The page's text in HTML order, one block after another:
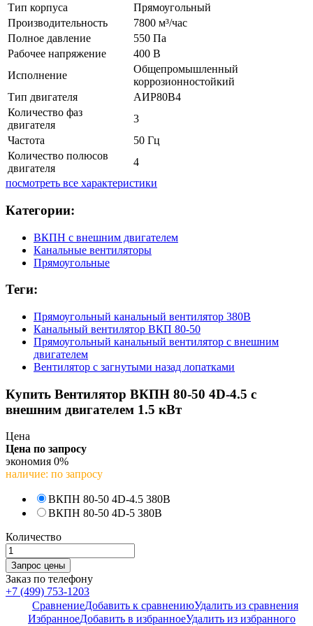
Тип корпуса
Прямоугольный
Производительность
7800 м³/час
Полное давление
550 Па
Рабочее напряжение
400 В
Исполнение
Общепромышленный
коррозионностойкий
Тип двигателя
АИР80В4
Количество фаз
двигателя
3
Частота
50 Гц
Количество полюсов
двигателя
4
посмотреть все характеристики
Категории:
ВКПН с внешним двигателем
Канальные вентиляторы
Прямоугольные
Теги:
Прямоугольный канальный вентилятор 380В
Канальный вентилятор ВКП 80-50
Прямоугольный канальный вентилятор с внешним
двигателем
Вентилятор с загнутыми назад лопатками
Купить Вентилятор ВКПН 80-50 4D-4.5 с
внешним двигателем 1.5 кВт
Цена
Цена по запросу
экономия 0%
наличие: по запросу
ВКПН 80-50 4D-4.5 380В
ВКПН 80-50 4D-5 380В
Количество
Заказ по телефону
+7 (499) 753-1203
СравнениеДобавить к сравнениюУдалить из сравнения
ИзбранноеДобавить в избранноеУдалить из избранного